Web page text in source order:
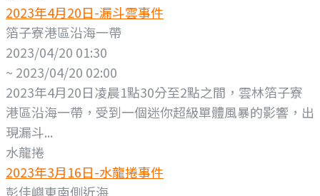
2023年4月20日-漏斗雲事件
箔子寮港區沿海一帶
2023/04/20 01:30
~ 2023/04/20 02:00
2023年4月20日凌晨1點30分至2點之間，雲林箔子寮
港區沿海一帶，受到一個迷你超級單體風暴的影響，出
現漏斗...
水龍捲
2023年3月16日-水龍捲事件
彭佳嶼東南側近海